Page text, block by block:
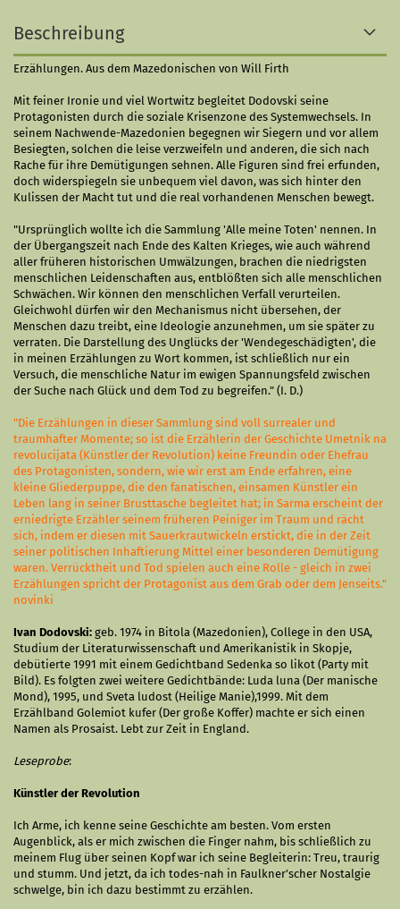
Beschreibung
Erzählungen. Aus dem Mazedonischen von Will Firth
Mit feiner Ironie und viel Wortwitz begleitet Dodovski seine
Protagonisten durch die soziale Krisenzone des Systemwechsels. In
seinem Nachwende-Mazedonien begegnen wir Siegern und vor allem
Besiegten, solchen die leise verzweifeln und anderen, die sich nach
Rache für ihre Demütigungen sehnen. Alle Figuren sind frei erfunden,
doch widerspiegeln sie unbequem viel davon, was sich hinter den
Kulissen der Macht tut und die real vorhandenen Menschen bewegt.
"Ursprünglich wollte ich die Sammlung 'Alle meine Toten' nennen. In
der Übergangszeit nach Ende des Kalten Krieges, wie auch während
aller früheren historischen Umwälzungen, brachen die niedrigsten
menschlichen Leidenschaften aus, entblößten sich alle menschlichen
Schwächen. Wir können den menschlichen Verfall verurteilen.
Gleichwohl dürfen wir den Mechanismus nicht übersehen, der
Menschen dazu treibt, eine Ideologie anzunehmen, um sie später zu
verraten. Die Darstellung des Unglücks der 'Wendegeschädigten', die
in meinen Erzählungen zu Wort kommen, ist schließlich nur ein
Versuch, die menschliche Natur im ewigen Spannungsfeld zwischen
der Suche nach Glück und dem Tod zu begreifen." (I. D.)
"Die Erzählungen in dieser Sammlung sind voll surrealer und
traumhafter Momente; so ist die Erzählerin der Geschichte Umetnik na
revolucijata (Künstler der Revolution) keine Freundin oder Ehefrau
des Protagonisten, sondern, wie wir erst am Ende erfahren, eine
kleine Gliederpuppe, die den fanatischen, einsamen Künstler ein
Leben lang in seiner Brusttasche begleitet hat; in Sarma erscheint der
erniedrigte Erzähler seinem früheren Peiniger im Traum und rächt
sich, indem er diesen mit Sauerkrautwickeln erstickt, die in der Zeit
seiner politischen Inhaftierung Mittel einer besonderen Demütigung
waren. Verrücktheit und Tod spielen auch eine Rolle - gleich in zwei
Erzählungen spricht der Protagonist aus dem Grab oder dem Jenseits."
novinki
Ivan Dodovski: geb. 1974 in Bitola (Mazedonien), College in den USA,
Studium der Literaturwissenschaft und Amerikanistik in Skopje,
debütierte 1991 mit einem Gedichtband Sedenka so likot (Party mit
Bild). Es folgten zwei weitere Gedichtbände: Luda luna (Der manische
Mond), 1995, und Sveta ludost (Heilige Manie),1999. Mit dem
Erzählband Golemiot kufer (Der große Koffer) machte er sich einen
Namen als Prosaist. Lebt zur Zeit in England.
Leseprobe:
Künstler der Revolution
Ich Arme, ich kenne seine Geschichte am besten. Vom ersten
Augenblick, als er mich zwischen die Finger nahm, bis schließlich zu
meinem Flug über seinen Kopf war ich seine Begleiterin: Treu, traurig
und stumm. Und jetzt, da ich todes-nah in Faulkner’scher Nostalgie
schwelge, bin ich dazu bestimmt zu erzählen.